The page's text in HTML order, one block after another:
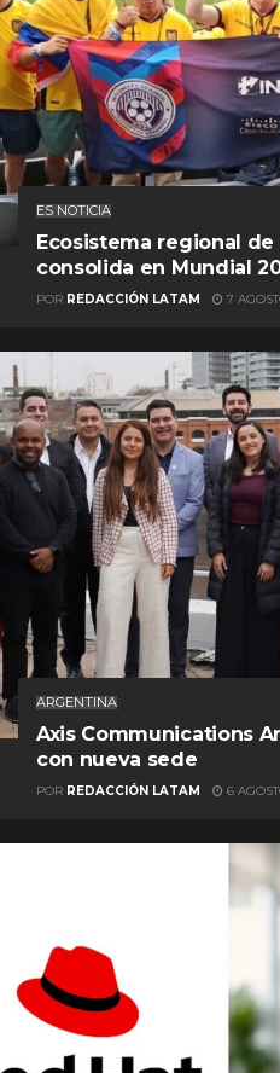
ES NOTICIA
Ecosistema regional de
consolida en Mundial
POR REDACCIÓN LATAM 7
ARGENTINA
Axis Communications
con nueva sede
POR REDACCIÓN LATAM 6